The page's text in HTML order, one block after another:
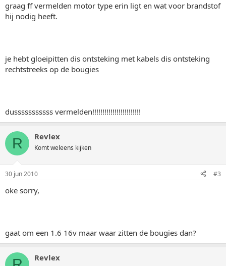
graag ff vermelden motor type erin ligt en wat voor brandstof
hij nodig heeft.
je hebt gloeipitten dis ontsteking met kabels dis ontsteking
rechtstreeks op de bougies
dusssssssssss vermelden!!!!!!!!!!!!!!!!!!!!!!!!
R Revlex
Komt weleens kijken
30 jun 2010 #3
oke sorry,
gaat om een 1.6 16v maar waar zitten de bougies dan?
Revlex